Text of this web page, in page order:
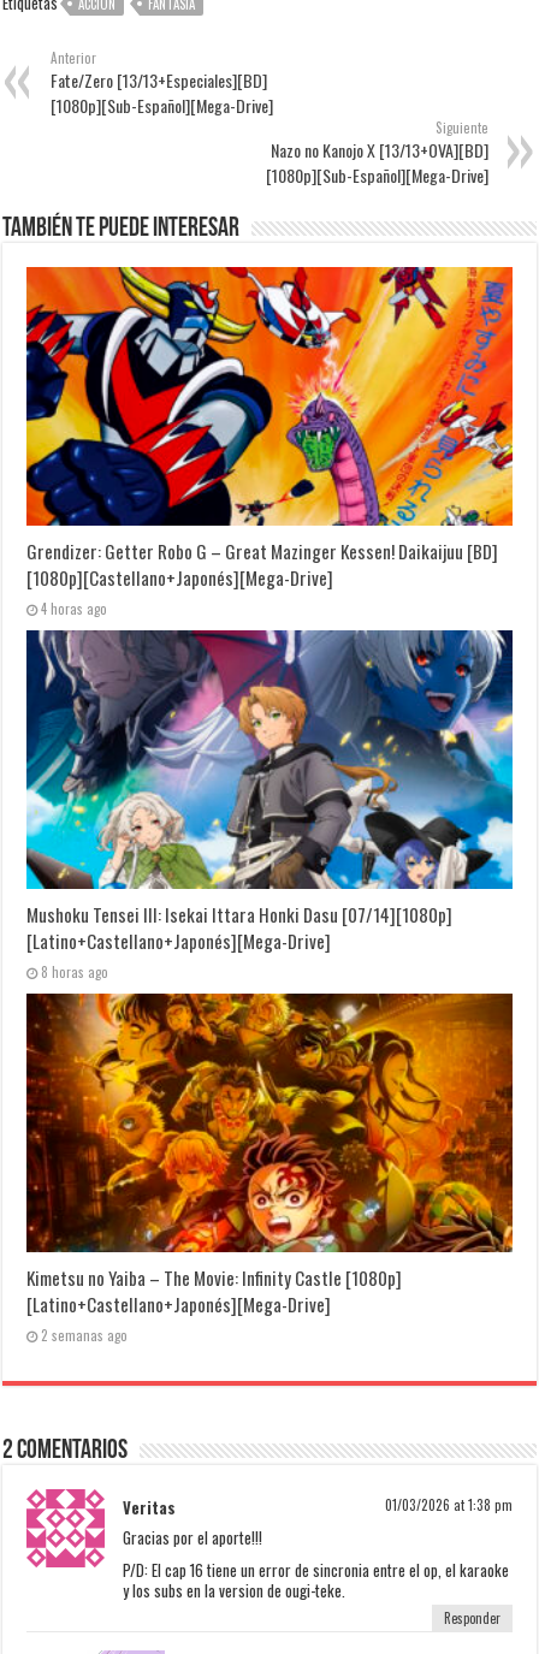
ACCIÓN FANTASÍA
Anterior
Fate/Zero [13/13+Especiales][BD]
[1080p][Sub-Español][Mega-Drive]
Siguiente
Nazo no Kanojo X [13/13+OVA][BD]
[1080p][Sub-Español][Mega-Drive]
También te puede interesar
Grendizer: Getter Robo G – Great Mazinger Kessen! Daikaijuu [BD]
[1080p][Castellano+Japonés][Mega-Drive]
4 horas ago
Mushoku Tensei III: Isekai Ittara Honki Dasu [07/14][1080p]
[Latino+Castellano+Japonés][Mega-Drive]
8 horas ago
Kimetsu no Yaiba – The Movie: Infinity Castle [1080p]
[Latino+Castellano+Japonés][Mega-Drive]
2 semanas ago
2 Comentarios
Veritas 01/03/2026 at 1:38 pm
Gracias por el aporte!!!
P/D: El cap 16 tiene un error de sincronia entre el op, el karaoke
y los subs en la version de ougi-teke.
Responder